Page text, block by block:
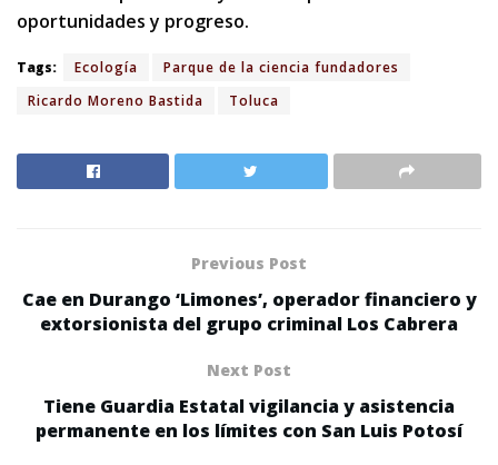
oportunidades y progreso.
Tags: Ecología
Parque de la ciencia fundadores
Ricardo Moreno Bastida
Toluca
Previous Post
Cae en Durango ‘Limones’, operador financiero y
extorsionista del grupo criminal Los Cabrera
Next Post
Tiene Guardia Estatal vigilancia y asistencia
permanente en los límites con San Luis Potosí